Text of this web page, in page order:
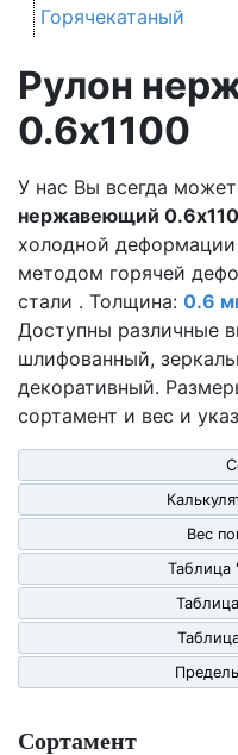
Горячекатаный
Рулон
0.6х1100
У нас Вы всегда
нержавеющий
холодной
методом горячей
стали . Толщина: 0.6
Доступны различные
шлифованный,
декоративный.
сортамент и вес и
Вес
Таблица
Сортамент